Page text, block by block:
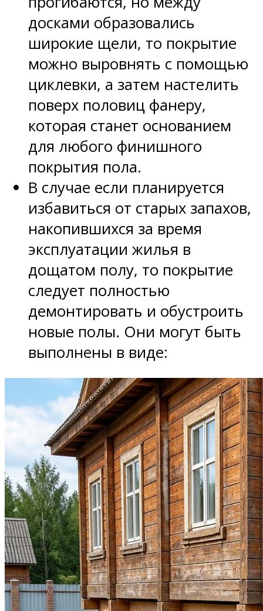
досками образовались
широкие щели, то покрытие
можно выровнять с помощью
циклевки, а затем настелить
поверх половиц фанеру,
которая станет основанием
для любого финишного
покрытия пола.
В случае если планируется
избавиться от старых запахов,
накопившихся за время
эксплуатации жилья в
дощатом полу, то покрытие
следует полностью
демонтировать и обустроить
новые полы. Они могут быть
выполнены в виде: